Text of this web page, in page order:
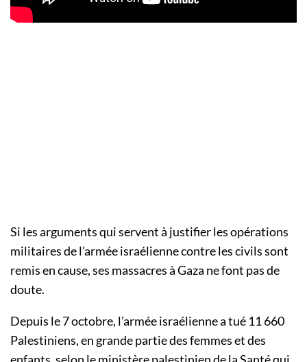
Si les arguments qui servent à justifier les opérations
militaires de l’armée israélienne contre les civils sont
remis en cause, ses massacres à Gaza ne font pas de
doute.
Depuis le 7 octobre, l’armée israélienne a tué 11 660
Palestiniens, en grande partie des femmes et des